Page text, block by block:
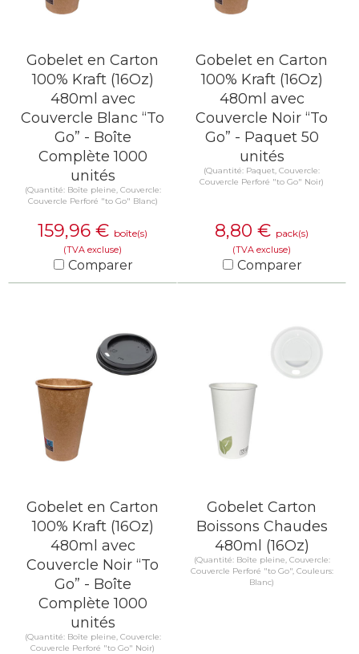
Gobelet en Carton
100% Kraft (16Oz)
480ml avec
Couvercle Blanc “To
Go” - Boîte
Complète 1000
unités
(Quantité: Boîte pleine, Couvercle:
Couvercle Perforé "to Go" Blanc)
159,96 € boîte(s)
(TVA excluse)
Comparer
Gobelet en Carton
100% Kraft (16Oz)
480ml avec
Couvercle Noir “To
Go” - Paquet 50
unités
(Quantité: Paquet, Couvercle:
Couvercle Perforé "to Go" Noir)
8,80 € pack(s)
(TVA excluse)
Comparer
Gobelet en Carton
100% Kraft (16Oz)
480ml avec
Couvercle Noir “To
Go” - Boîte
Complète 1000
unités
(Quantité: Boîte pleine, Couvercle:
Couvercle Perforé "to Go" Noir)
Gobelet Carton
Boissons Chaudes
480ml (16Oz)
(Quantité: Boîte pleine, Couvercle:
Couvercle Perforé "to Go", Couleurs:
Blanc)